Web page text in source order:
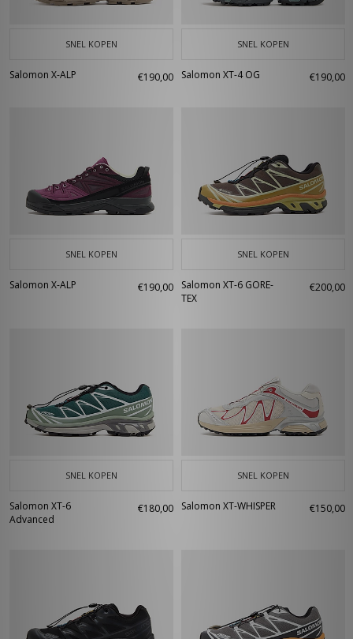
SNEL KOPEN
Salomon X-ALP €190,00
SNEL KOPEN
Salomon XT-4 OG €190,00
SNEL KOPEN
Salomon X-ALP €190,00
SNEL KOPEN
Salomon XT-6 GORE-
TEX
€200,00
SNEL KOPEN
Salomon XT-6
Advanced
€180,00
SNEL KOPEN
Salomon XT-WHISPER €150,00